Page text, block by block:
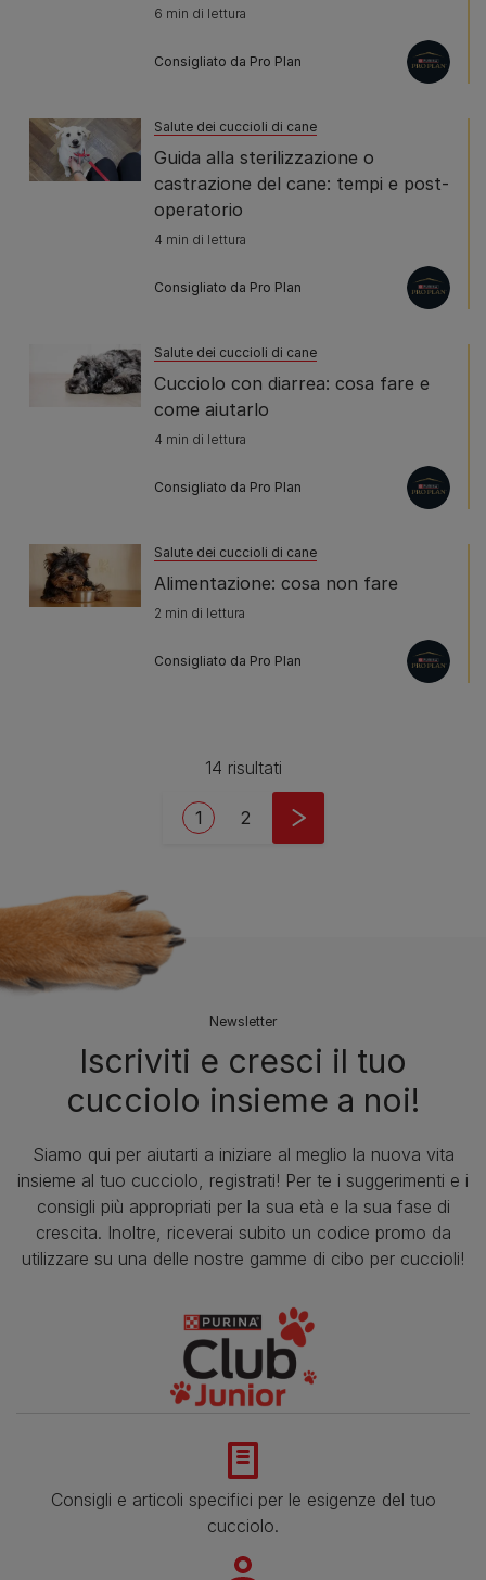
6 min di lettura
Consigliato da Pro Plan
Salute dei cuccioli di cane
Guida alla sterilizzazione o
castrazione del cane: tempi e post-
operatorio
4 min di lettura
Consigliato da Pro Plan
Salute dei cuccioli di cane
Cucciolo con diarrea: cosa fare e
come aiutarlo
4 min di lettura
Consigliato da Pro Plan
Salute dei cuccioli di cane
Alimentazione: cosa non fare
2 min di lettura
Consigliato da Pro Plan
14 risultati
Current page
1 Page
2
Newsletter
Iscriviti e cresci il tuo
cucciolo insieme a noi!
Siamo qui per aiutarti a iniziare al meglio la nuova vita
insieme al tuo cucciolo, registrati! Per te i suggerimenti e i
consigli più appropriati per la sua età e la sua fase di
crescita. Inoltre, riceverai subito un codice promo da
utilizzare su una delle nostre gamme di cibo per cuccioli!
Consigli e articoli specifici per le esigenze del tuo
cucciolo.